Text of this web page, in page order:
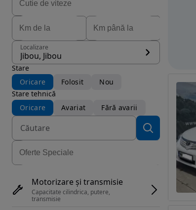
Localizare
Jibou, Jibou
Stare
Oricare
Folosit
Nou
Stare tehnică
Oricare
Avariat Fără avarii
Motorizare și transmisie
Capacitate cilindrica, putere,
transmisie